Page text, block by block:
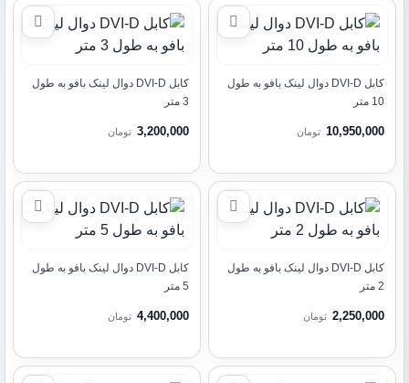
کابل DVI-D دوال لینک بافو به طول
10 متر
10,950,000 تومان
کابل DVI-D دوال لینک بافو به طول
3 متر
3,200,000 تومان
کابل DVI-D دوال لینک بافو به طول
2 متر
2,250,000 تومان
کابل DVI-D دوال لینک بافو به طول
5 متر
4,400,000 تومان